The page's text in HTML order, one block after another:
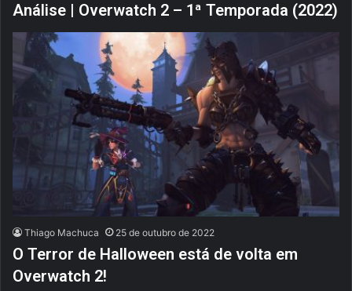
Análise | Overwatch 2 – 1ª Temporada (2022)
Thiago Machuca 25 de outubro de 2022
O Terror de Halloween está de volta em
Overwatch 2!